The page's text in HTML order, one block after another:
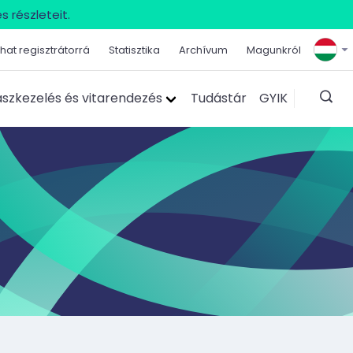
részleteit.
regisztrátorrá Statisztika Archívum Magunkról
és vitarendezés Tudástár GYIK